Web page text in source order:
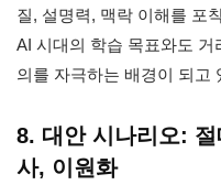
질, 설명력, 맥락 이해를 포
AI 시대의 학습 목표와도 거
의를 자극하는 배경이 되고
8. 대안 시나리오:
사, 이원화